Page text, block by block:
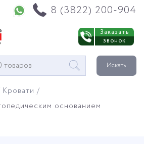
8 (3822) 200-904
Заказать
звонок
Искать
Кровати
основанием